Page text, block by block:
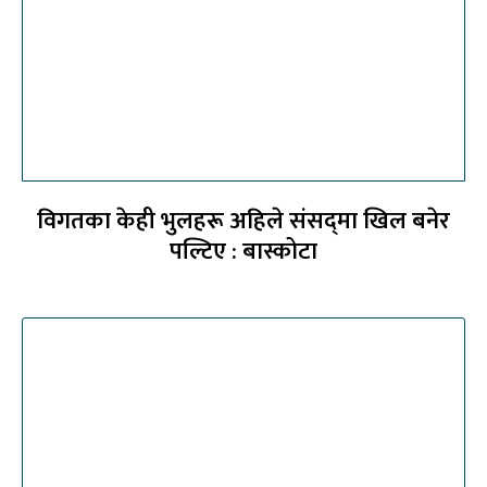
विगतका केही भुलहरू अहिले संसद्‍मा खिल बनेर
पल्टिए : बास्कोटा